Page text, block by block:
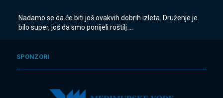
Nadamo se da će biti još ovakvih dobrih izleta. Druženje je
bilo super, još da smo ponijeli roštilj …
SPONZORI